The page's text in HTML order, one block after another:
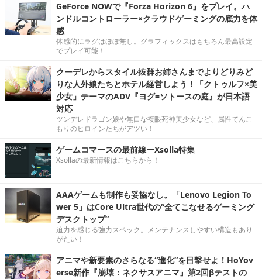
GeForce NOWで『Forza Horizon 6』をプレイ。ハ
ンドルコントローラー×クラウドゲーミングの底力を体
感
体感的にラグはほぼ無し。グラフィックスはもちろん最高設定
でプレイ可能！
クーデレからスタイル抜群お姉さんまでよりどりみど
りな人外娘たちとホテル経営しよう！「クトゥルフ×美
少女」テーマのADV『ヨグ=ソトースの庭』が日本語
対応
ツンデレドラゴン娘や無口な複眼死神美少女など、属性てんこ
もりのヒロインたちがアツい！
ゲームコマースの最前線ーXsolla特集
Xsollaの最新情報はこちらから！
AAAゲームも制作も妥協なし。「Lenovo Legion To
wer 5」はCore Ultra世代の“全てこなせるゲーミング
デスクトップ”
迫力を感じる強力スペック。メンテナンスしやすい構造もあり
がたい！
アニマや新要素のさらなる“進化”を目撃せよ！HoYov
erse新作『崩壊：ネクサスアニマ』第2回βテストの